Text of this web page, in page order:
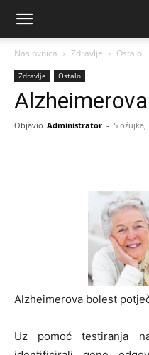
Naslovnica Zdravlje Ostalo
Zdravlje Ostalo
Objavio Administrator - 5 ožujka,
Alzheimerova bolest
Uz pomoć testiranja